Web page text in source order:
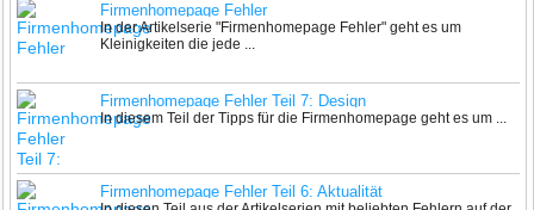
Firmenhomepage Fehler
In der Artikelserie "Firmenhomepage Fehler" geht es um
Kleinigkeiten die jede ...
Firmenhomepage Fehler Teil 7: Design
In diesem Teil der Tipps für die Firmenhomepage geht es um ...
Firmenhomepage Fehler Teil 6: Aktualität